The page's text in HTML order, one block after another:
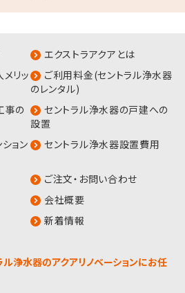
エクストラアクアとは
リッ
ご利用料金(セントラル浄水器
のレンタル)
事の
セントラル浄水器の戸建への
設置
ョン
セントラル浄水器設置費用
ご注文・お問い合わせ
会社概要
新着情報
浄水器のアクアリノベーションにお任